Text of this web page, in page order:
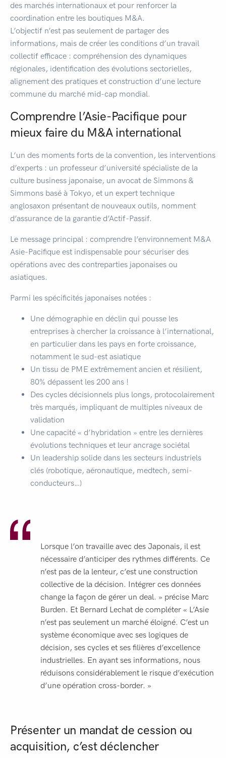
des marchés internationaux et pour renforcer la
coordination entre les boutiques M&A.
L’objectif n’est pas seulement de partager des
informations, mais de créer les conditions d’un travail
collectif efficace : compréhension des dynamiques
régionales, identification des évolutions sectorielles,
alignement des pratiques et construction d’une lecture
commune du marché mid-cap mondial.
Comprendre l’Asie-Pacifique pour
mieux faire du M&A international
L’un des moments forts de la convention, les interventions
d’experts : un professeur d’université spécialiste de la
culture business japonaise, un avocat de Simmons &
Simmons basé à Tokyo, et un expert technique
anglosaxon présentant de nouveaux outils, nomment
d’assurance de la garantie d’Actif-Passif.
Le message principal : comprendre l’environnement M&A
Asie-Pacifique est indispensable pour sécuriser des
opérations avec des contreparties japonaises ou
asiatiques.
Parmi les spécificités japonaises notées :
Une démographie en déclin qui pousse les
entreprises à chercher la croissance à l’international,
en particulier dans les pays en forte croissance,
notamment le sud-est asiatique
Un tissu de PME extrêmement ancien et résilient,
80% dépassent les 200 ans !
Des cycles décisionnels plus longs, protocolairement
très marqués, impliquant de multiples niveaux de
validation
Une capacité « d’hybridation » entre les dernières
évolutions techniques et leur ancrage sociétal
Un leadership solide dans les secteurs industriels
clés (robotique, aéronautique, medtech, semi-
conducteurs…)
Lorsque l’on travaille avec des Japonais, il est
nécessaire d’anticiper des rythmes différents. Ce
n’est pas de la lenteur, c’est une construction
collective de la décision. Intégrer ces données
change la façon de gérer un deal. » précise Marc
Burden. Et Bernard Lechat de compléter « L’Asie
n’est pas seulement un marché éloigné. C’est un
système économique avec ses logiques de
décision, ses cycles et ses filières d’excellence
industrielles. En ayant ses informations, nous
réduisons considérablement le risque d’exécution
d’une opération cross-border. »
Présenter un mandat de cession ou
acquisition, c’est déclencher